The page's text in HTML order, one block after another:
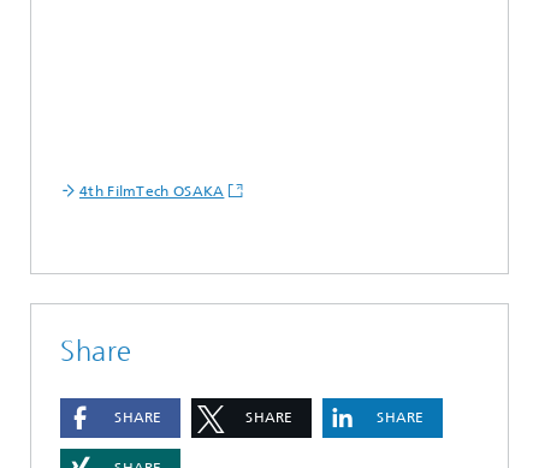
4th FilmTech OSAKA
Share
SHARE SHARE SHARE